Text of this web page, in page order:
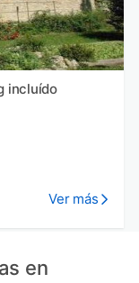
incluído
Ver más
en